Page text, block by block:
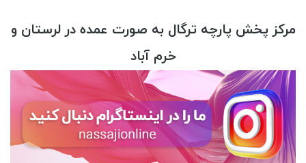
مرکز پخش پارچه ترگال به صورت عمده در لرستان و
خرم آباد